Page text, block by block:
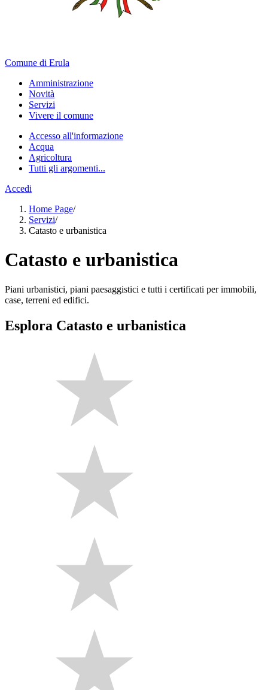
Comune di Erula
Amministrazione
Novità
Servizi
Vivere il comune
Accesso all'informazione
Acqua
Agricoltura
Tutti gli argomenti...
Accedi
Home Page/
Servizi/
Catasto e urbanistica
Catasto e urbanistica
Piani urbanistici, piani paesaggistici e tutti i certificati per immobili,
case, terreni ed edifici.
Esplora Catasto e urbanistica